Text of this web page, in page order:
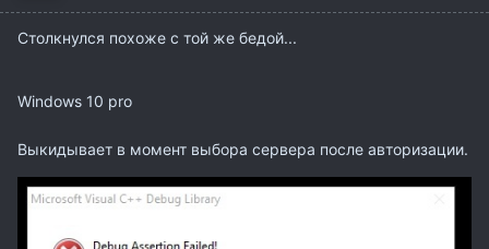
Столкнулся похоже с той же бедой...
Windows 10 pro
Выкидывает в момент выбора сервера после авторизации.